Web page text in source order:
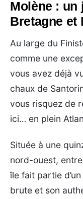
Molène : un
Bretagne et
Au large du
comme une
vous avez déjà
chaux de
vous risquez de
ici… en plein
Située à une
nord-ouest,
île fait partie
brute et son